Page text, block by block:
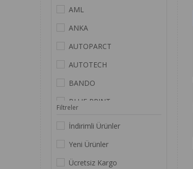
VOLKSWAGEN
AML
ANKA
AUTOPARCT
AUTOTECH
BANDO
BLUE PRINT
BOSCH
DAYCO
Filtreler
İndirimli Ürünler
Yeni Ürünler
Ücretsiz Kargo